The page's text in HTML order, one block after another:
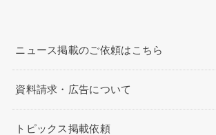
ニュース掲載のご依頼はこちら
資料請求・広告について
トピックス掲載依頼